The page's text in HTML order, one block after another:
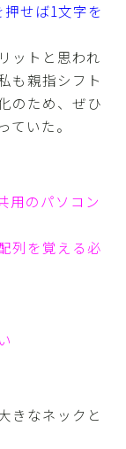
せば1文字を
ットと思われ
も親指シフト
のため、ぜひ
ていた。
用のパソコン
列を覚える必
きなネックと